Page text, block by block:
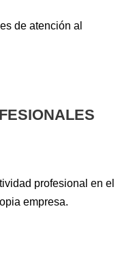
de atención al
profesional en el
empresa.